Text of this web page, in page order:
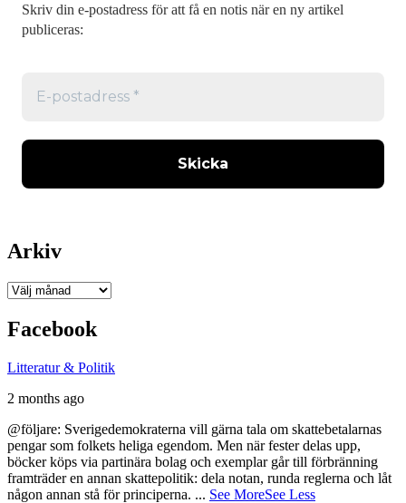
Skriv din e-postadress för att få en notis när en ny artikel
publiceras:
Arkiv
Arkiv
Facebook
Litteratur & Politik
2 months ago
@följare: Sverigedemokraterna vill gärna tala om skattebetalarnas
pengar som folkets heliga egendom. Men när fester delas upp,
böcker köps via partinära bolag och exemplar går till förbränning
framträder en annan skattepolitik: dela notan, runda reglerna och låt
någon annan stå för principerna. ... See MoreSee Less